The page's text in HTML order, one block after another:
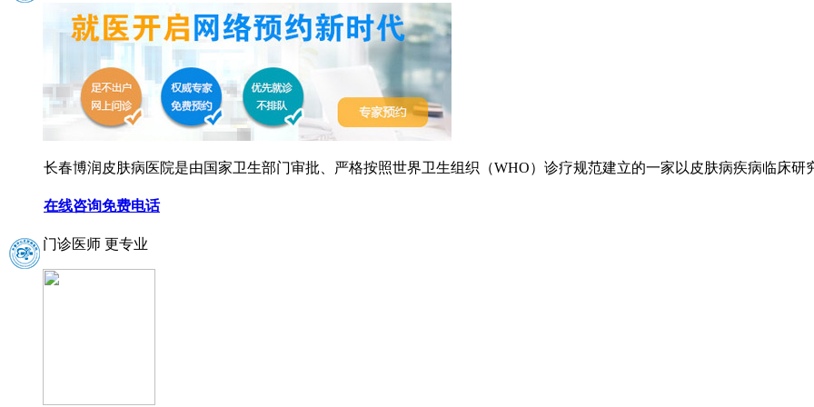
长春博润皮肤病医院是由国家卫生部门审批、严格按照世界卫生组织（WHO）诊疗规范建立的一家以皮肤病疾病临床研
在线咨询免费电话
门诊医师 更专业